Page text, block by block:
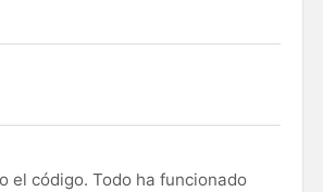
el código. Todo ha funcionado